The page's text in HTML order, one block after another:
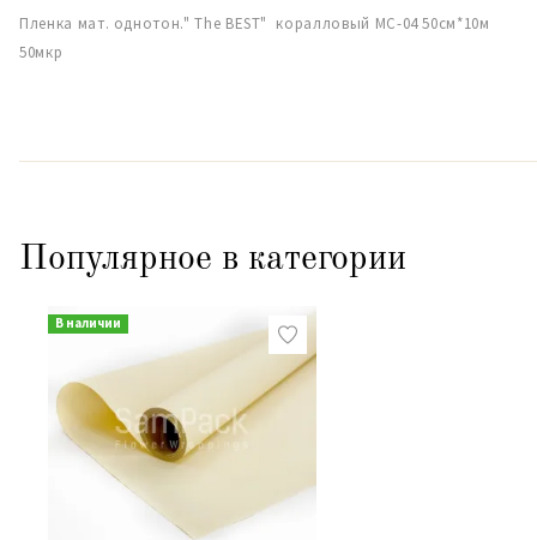
Пленка мат. однотон." The BEST" коралловый МС-04 50см*10м
50мкр
Популярное в категории
В наличии